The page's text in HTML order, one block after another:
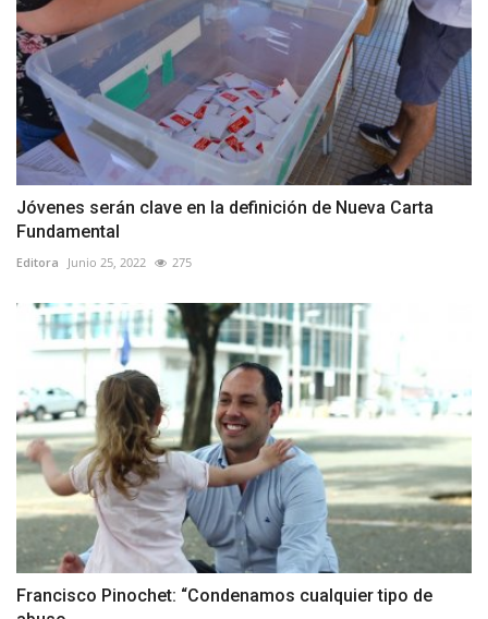
Jóvenes serán clave en la definición de Nueva Carta
Fundamental
Editora Junio 25, 2022 275
Francisco Pinochet: “Condenamos cualquier tipo de